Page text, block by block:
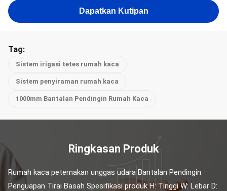
Dapatkan Kutipan
Tag:
Sistem irigasi tetes rumah kaca
Sistem penyiraman rumah kaca
1000mm Bantalan Pendingin Rumah Kaca
Ringkasan Produk
Rumah kaca peternakan unggas udara Bantalan Pendingin
Penguapan Tirai Basah Spesifikasi produk H: Tinggi W: Lebar D: